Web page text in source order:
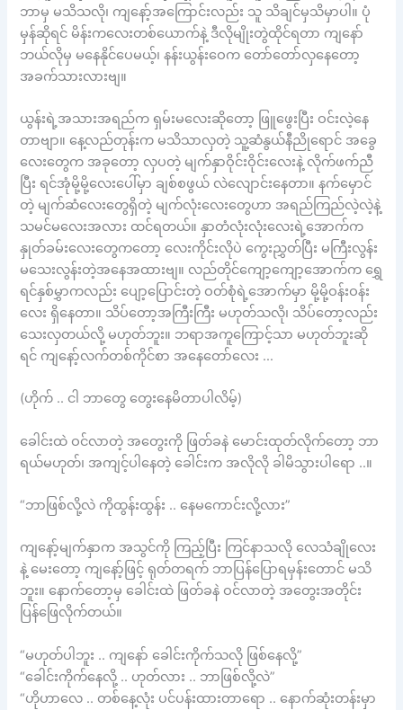
ဘာမှ မသိသလို၊ ကျနော့်အကြောင်းလည်း သူ သိချင်မှသိမှာပါ။ ပုံ
မှန်ဆိုရင် မိန်းကလေးတစ်ယောက်နဲ့ ဒီလိုမျိုးတွဲထိုင်ရတာ ကျနော်
ဘယ်လိုမှ မနေနိုင်ပေမယ့်၊ နန်းယွန်းဝေက တော်တော်လှနေတော့
အခက်သားလားဗျ။
ယွန်းရဲ့အသားအရည်က ရှမ်းမလေးဆိုတော့ ဖြူဖွေးပြီး ဝင်းလဲ့နေ
တာဗျာ။ နေ့လည်တုန်းက မသိသာလှတဲ့ သူ့ဆံနွယ်နီညိုရောင် အခွေ
လေးတွေက အခုတော့ လှပတဲ့ မျက်နှာဝိုင်းဝိုင်းလေးနဲ့ လိုက်ဖက်ညီ
ပြီး ရင်အုံမို့မို့လေးပေါ်မှာ ချစ်စဖွယ် လဲလျောင်းနေတာ။ နက်မှောင်
တဲ့ မျက်ဆံလေးတွေရှိတဲ့ မျက်လုံးလေးတွေဟာ အရည်ကြည်လဲ့လဲ့နဲ့
သမင်မလေးအလား ထင်ရတယ်။ နှာတံလုံးလုံးလေးရဲ့အောက်က
နှုတ်ခမ်းလေးတွေကတော့ လေးကိုင်းလိုပဲ ကွေးညွှတ်ပြီး မကြီးလွန်း
မသေးလွန်းတဲ့အနေအထားဗျ။ လည်တိုင်ကျော့ကျော့အောက်က ရွှေ
ရင်နှစ်မွှာကလည်း ပျော့ပြောင်းတဲ့ ဝတ်စုံရဲ့အောက်မှာ မို့မို့ဝန်းဝန်း
လေး ရှိနေတာ။ သိပ်တော့အကြီးကြီး မဟုတ်သလို၊ သိပ်တော့လည်း
သေးလှတယ်လို့ မဟုတ်ဘူး။ ဘရာအကူကြောင့်သာ မဟုတ်ဘူးဆို
ရင် ကျနော့်လက်တစ်ကိုင်စာ အနေတော်လေး …
(ဟိုက် .. ငါ ဘာတွေ တွေးနေမိတာပါလိမ့်)
ခေါင်းထဲ ဝင်လာတဲ့ အတွေးကို ဖြတ်ခနဲ မောင်းထုတ်လိုက်တော့ ဘာ
ရယ်မဟုတ်၊ အကျင့်ပါနေတဲ့ ခေါင်းက အလိုလို ခါမိသွားပါရော ..။
“ဘာဖြစ်လို့လဲ ကိုထွန်းထွန်း .. နေမကောင်းလို့လား”
ကျနော့်မျက်နှာက အသွင်ကို ကြည့်ပြီး ကြင်နာသလို လေသံချိုလေး
နဲ့ မေးတော့ ကျနော့်ဖြင့် ရုတ်တရက် ဘာပြန်ပြောရမှန်းတောင် မသိ
ဘူး။ နောက်တော့မှ ခေါင်းထဲ ဖြတ်ခနဲ ဝင်လာတဲ့ အတွေးအတိုင်း
ပြန်ဖြေလိုက်တယ်။
“မဟုတ်ပါဘူး .. ကျနော် ခေါင်းကိုက်သလို ဖြစ်နေလို့”
“ခေါင်းကိုက်နေလို့ .. ဟုတ်လား .. ဘာဖြစ်လို့လဲ”
“ဟိုဟာလေ .. တစ်နေ့လုံး ပင်ပန်းထားတာရော .. နောက်ဆုံးတန်းမှာ